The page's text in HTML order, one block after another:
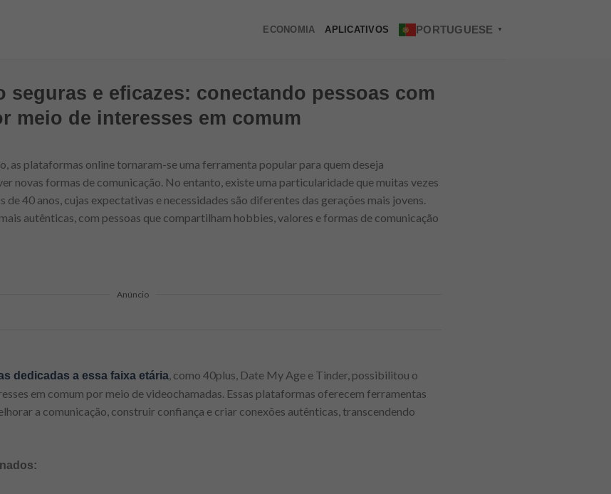
ECONOMIA APLICATIVOS PORTUGUESE ▼
seguras e eficazes: conectando pessoas com
meio de interesses em comum
as plataformas online tornaram-se uma ferramenta popular para quem deseja
novas formas de comunicação. No entanto, existe uma particularidade que muitas vezes
de 40 anos, cujas expectativas e necessidades são diferentes das gerações mais jovens.
autênticas, com pessoas que compartilham hobbies, valores e formas de comunicação
Anúncio
dedicadas a essa faixa etária , como 40plus, Date My Age e Tinder, possibilitou o
em comum por meio de videochamadas. Essas plataformas oferecem ferramentas
a comunicação, construir confiança e criar conexões autênticas, transcendendo